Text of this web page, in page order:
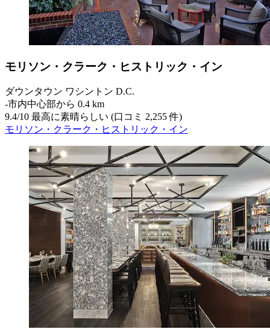
モリソン・クラーク・ヒストリック・イン
ダウンタウン ワシントン D.C.
‐市内中心部から 0.4 km
9.4/10 最高に素晴らしい (口コミ 2,255 件)
モリソン・クラーク・ヒストリック・イン